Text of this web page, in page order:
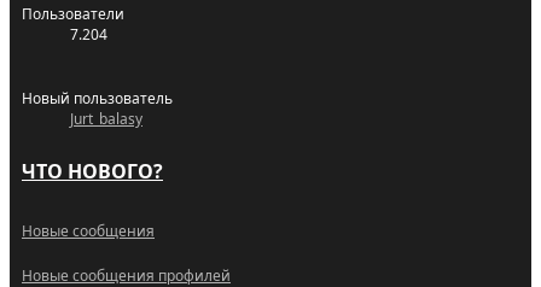
Пользователи
7.204
Новый пользователь
Jurt_balasy
ЧТО НОВОГО?
Новые сообщения
Новые сообщения профилей